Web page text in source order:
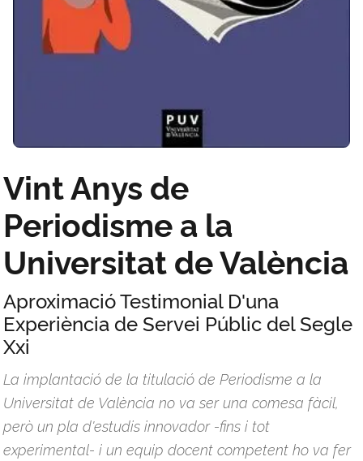
Vint Anys de
Periodisme a la
Universitat de València
Aproximació Testimonial D'una
Experiència de Servei Públic del Segle
Xxi
La implantació de la titulació de Periodisme a la
Universitat de València no va ser una comesa fàcil,
però un pla d'estudis innovador -fins i tot
experimental- i un equip docent competent ho va fer